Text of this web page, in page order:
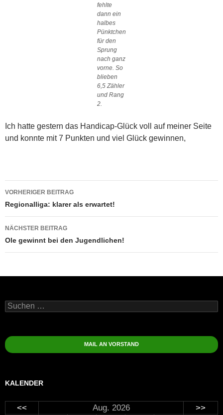
fehlte
dann ein
halbes
Pünktchen
für den
Sprung
nach ganz
vorne. So
blieben
6,5 Zähler
und Rang
2.
Ich hatte gestern das Handicap-Glück voll auf meiner Seite
und konnte mit 7 Punkten und viel Glück gewinnen,
Beitragsnavigation
VORHERIGER BEITRAG
Regionalliga: klarer als erwartet!
NÄCHSTER BEITRAG
Ole gewinnt bei den Jugendlichen!
Suchen
nach:
MAIL AN VORSTAND
KALENDER
<< Aug. 2026 >>